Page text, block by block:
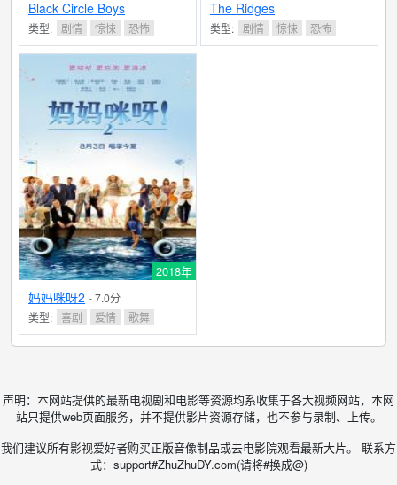
Black Circle Boys
类型: 剧情 惊悚 恐怖
The Ridges
类型: 剧情 惊悚 恐怖
2018年
妈妈咪呀2 - 7.0分
类型: 喜剧 爱情 歌舞
声明：本网站提供的最新电视剧和电影等资源均系收集于各大视频网站，本网
站只提供web页面服务，并不提供影片资源存储，也不参与录制、上传。
我们建议所有影视爱好者购买正版音像制品或去电影院观看最新大片。 联系方
式：support#ZhuZhuDY.com(请将#换成@)